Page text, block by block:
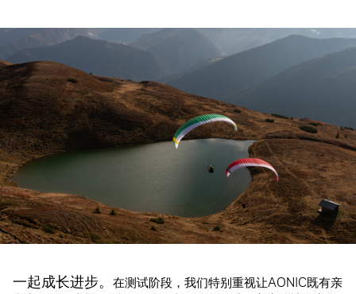
一起成长进步。 在测试阶段，我们特别重视让AONIC既有亲